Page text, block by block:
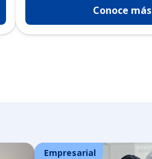
Conoce más
Empresarial